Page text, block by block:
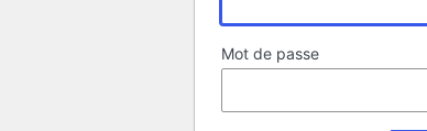
Mot de passe